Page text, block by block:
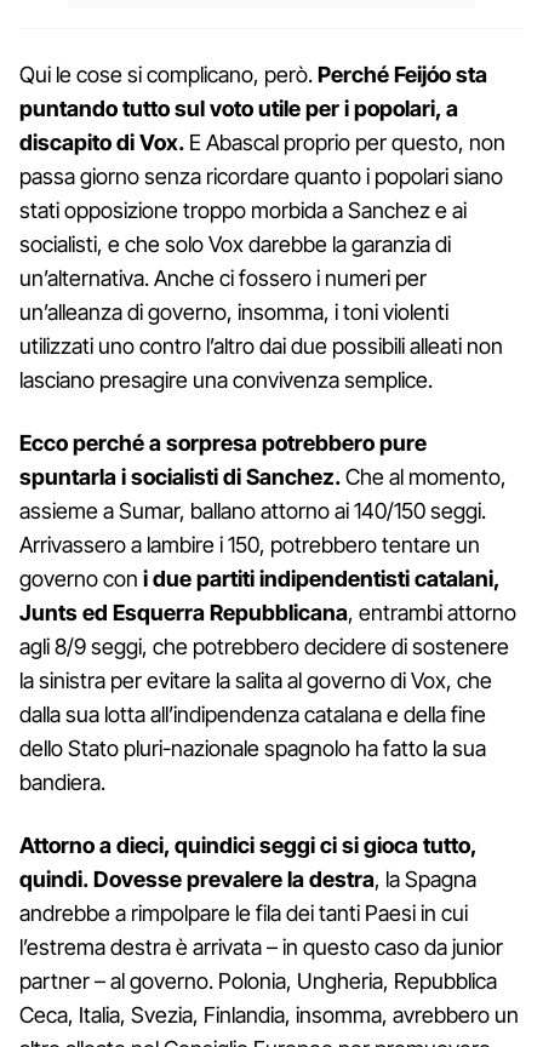
Qui le cose si complicano, però.Perché Feijóo sta
puntando tutto sul voto utile per i popolari, a
discapito di Vox. E Abascal proprio per questo, non
passa giorno senza ricordare quanto i popolari siano
stati opposizione troppo morbida a Sanchez e ai
socialisti, e che solo Vox darebbe la garanzia di
un’alternativa. Anche ci fossero i numeri per
un’alleanza di governo, insomma, i toni violenti
utilizzati uno contro l’altro dai due possibili alleati non
lasciano presagire una convivenza semplice.
Ecco perché a sorpresa potrebbero pure
spuntarla i socialisti di Sanchez.Che al momento,
assieme a Sumar, ballano attorno ai 140/150 seggi.
Arrivassero a lambire i 150, potrebbero tentare un
governo con i due partiti indipendentisti catalani,
Junts ed Esquerra Repubblicana, entrambi attorno
agli 8/9 seggi, che potrebbero decidere di sostenere
la sinistra per evitare la salita al governo di Vox, che
dalla sua lotta all’indipendenza catalana e della fine
dello Stato pluri-nazionale spagnolo ha fatto la sua
bandiera.
Attorno a dieci, quindici seggi ci si gioca tutto,
quindi.Dovesse prevalere la destra, la Spagna
andrebbe a rimpolpare le fila dei tanti Paesi in cui
l’estrema destra è arrivata – in questo caso da junior
partner – al governo. Polonia, Ungheria, Repubblica
Ceca, Italia, Svezia, Finlandia, insomma, avrebbero un